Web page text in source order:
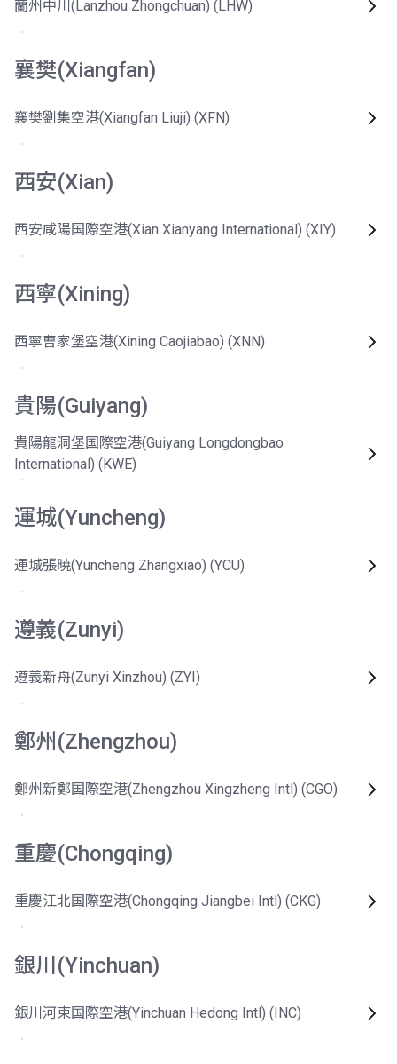
蘭州中川(Lanzhou Zhongchuan) (LHW)
襄樊(Xiangfan)
襄樊劉集空港(Xiangfan Liuji) (XFN)
西安(Xian)
西安咸陽国際空港(Xian Xianyang International) (XIY)
西寧(Xining)
西寧曹家堡空港(Xining Caojiabao) (XNN)
貴陽(Guiyang)
貴陽龍洞堡国際空港(Guiyang Longdongbao
International) (KWE)
運城(Yuncheng)
運城張暁(Yuncheng Zhangxiao) (YCU)
遵義(Zunyi)
遵義新舟(Zunyi Xinzhou) (ZYI)
鄭州(Zhengzhou)
鄭州新鄭国際空港(Zhengzhou Xingzheng Intl) (CGO)
重慶(Chongqing)
重慶江北国際空港(Chongqing Jiangbei Intl) (CKG)
銀川(Yinchuan)
銀川河東国際空港(Yinchuan Hedong Intl) (INC)